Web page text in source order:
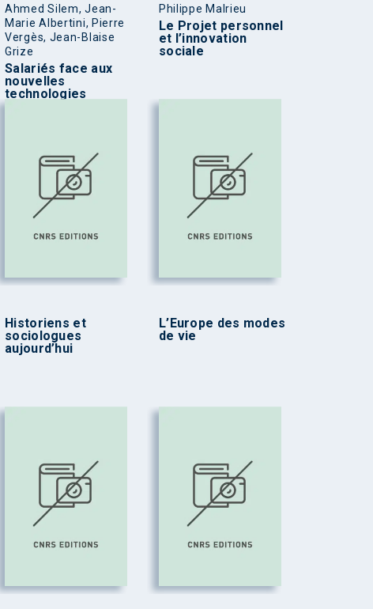
Ahmed Silem, Jean-
Marie Albertini, Pierre
Vergès, Jean-Blaise
Grize
Salariés face aux
nouvelles
technologies
Philippe Malrieu
Le Projet personnel
et l’innovation
sociale
Historiens et
sociologues
aujourd’hui
L’Europe des modes
de vie